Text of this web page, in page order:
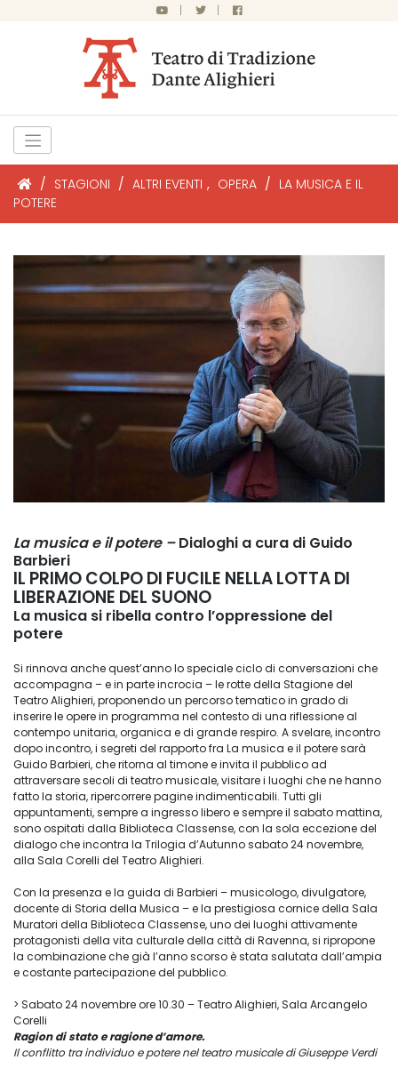
| |
/ STAGIONI / ALTRI EVENTI , OPERA / LA MUSICA E IL
POTERE
La musica e il potere –Dialoghi a cura di Guido
Barbieri
IL PRIMO COLPO DI FUCILE NELLA LOTTA DI
LIBERAZIONE DEL SUONO
La musica si ribella contro l’oppressione del
potere
Si rinnova anche quest’anno lo speciale ciclo di conversazioni che
accompagna – e in parte incrocia – le rotte della Stagione del
Teatro Alighieri, proponendo un percorso tematico in grado di
inserire le opere in programma nel contesto di una riflessione al
contempo unitaria, organica e di grande respiro. A svelare, incontro
dopo incontro, i segreti del rapporto fra La musica e il potere sarà
Guido Barbieri, che ritorna al timone e invita il pubblico ad
attraversare secoli di teatro musicale, visitare i luoghi che ne hanno
fatto la storia, ripercorrere pagine indimenticabili. Tutti gli
appuntamenti, sempre a ingresso libero e sempre il sabato mattina,
sono ospitati dalla Biblioteca Classense, con la sola eccezione del
dialogo che incontra la Trilogia d’Autunno sabato 24 novembre,
alla Sala Corelli del Teatro Alighieri.
Con la presenza e la guida di Barbieri – musicologo, divulgatore,
docente di Storia della Musica – e la prestigiosa cornice della Sala
Muratori della Biblioteca Classense, uno dei luoghi attivamente
protagonisti della vita culturale della città di Ravenna, si ripropone
la combinazione che già l’anno scorso è stata salutata dall’ampia
e costante partecipazione del pubblico.
> Sabato 24 novembre ore 10.30 – Teatro Alighieri, Sala Arcangelo
Corelli
Ragion di stato e ragione d’amore.
Il conflitto tra individuo e potere nel teatro musicale di Giuseppe Verdi